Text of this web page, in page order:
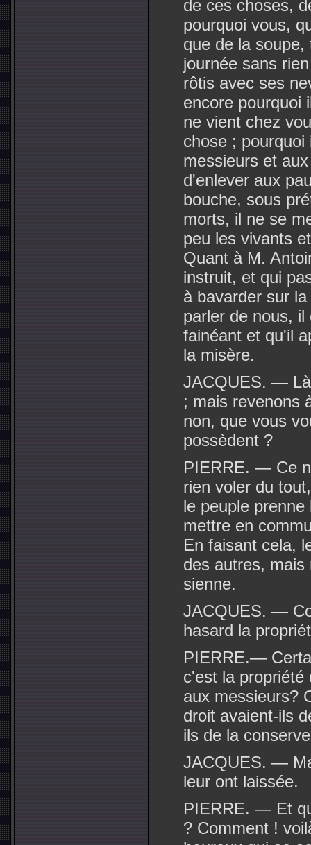
de ces choses,
pourquoi vous,
que de la
journée sans
rôtis avec ses
encore pourquoi
ne vient chez
chose ;
messieurs et
d'enlever aux
bouche, sous
morts, il ne se
peu les vivants
Quant à M.
instruit, et qui
à bavarder sur
parler de nous,
fainéant et qu'il
la misère.
JACQUES. —
; mais revenons
non, que vous
possèdent ?
PIERRE. — Ce
rien voler du
le peuple
mettre en
En faisant cela,
des autres, mais
sienne.
JACQUES. —
hasard la
PIERRE.—
c'est la propriété
aux messieurs?
droit avaient-ils
ils de la
JACQUES. —
leur ont laissée.
PIERRE. — Et
? Comment !